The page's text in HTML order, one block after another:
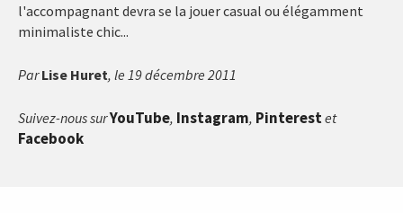
l'accompagnant devra se la jouer casual ou élégamment
minimaliste chic...
ParLise Huret, le 19 décembre 2011
Suivez-nous surYouTube, Instagram, Pinterestet
Facebook